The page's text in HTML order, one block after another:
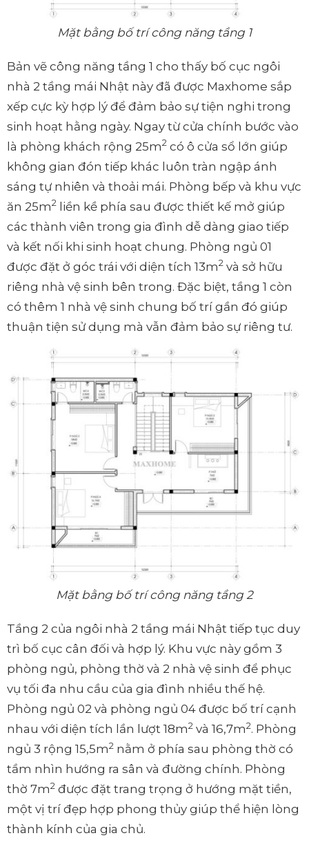
Mặt bằng bố trí công năng tầng 1
Bản vẽ công năng tầng 1 cho thấy bố cục ngôi
nhà 2 tầng mái Nhật này đã được Maxhome sắp
xếp cực kỳ hợp lý để đảm bảo sự tiện nghi trong
sinh hoạt hằng ngày. Ngay từ cửa chính bước vào
là phòng khách rộng 25m2 có ô cửa sổ lớn giúp
không gian đón tiếp khác luôn tràn ngập ánh
sáng tự nhiên và thoải mái. Phòng bếp và khu vực
ăn 25m2 liền kề phía sau được thiết kế mở giúp
các thành viên trong gia đình dễ dàng giao tiếp
và kết nối khi sinh hoạt chung. Phòng ngủ 01
được đặt ở góc trái với diện tích 13m2 và sở hữu
riêng nhà vệ sinh bên trong. Đặc biệt, tầng 1 còn
có thêm 1 nhà vệ sinh chung bố trí gần đó giúp
thuận tiện sử dụng mà vẫn đảm bảo sự riêng tư.
Mặt bằng bố trí công năng tầng 2
Tầng 2 của ngôi nhà 2 tầng mái Nhật tiếp tục duy
trì bố cục cân đối và hợp lý. Khu vực này gồm 3
phòng ngủ, phòng thờ và 2 nhà vệ sinh để phục
vụ tối đa nhu cầu của gia đình nhiều thế hệ.
Phòng ngủ 02 và phòng ngủ 04 được bố trí cạnh
nhau với diện tích lần lượt 18m2 và 16,7m2. Phòng
ngủ 3 rộng 15,5m2 nằm ở phía sau phòng thờ có
tầm nhìn hướng ra sân và đường chính. Phòng
thờ 7m2 được đặt trang trọng ở hướng mặt tiền,
một vị trí đẹp hợp phong thủy giúp thể hiện lòng
thành kính của gia chủ.